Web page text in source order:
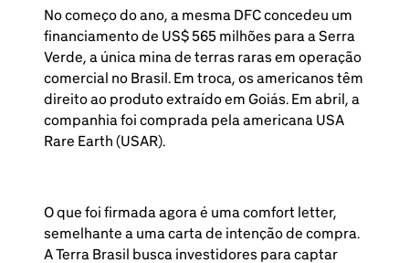
No começo do ano, a mesma DFC concedeu um
financiamento de US$ 565 milhões para a Serra
Verde, a única mina de terras raras em operação
comercial no Brasil. Em troca, os americanos têm
direito ao produto extraído em Goiás. Em abril, a
companhia foi comprada pela americana USA
Rare Earth (USAR).
O que foi firmada agora é uma comfort letter,
semelhante a uma carta de intenção de compra.
A Terra Brasil busca investidores para captar